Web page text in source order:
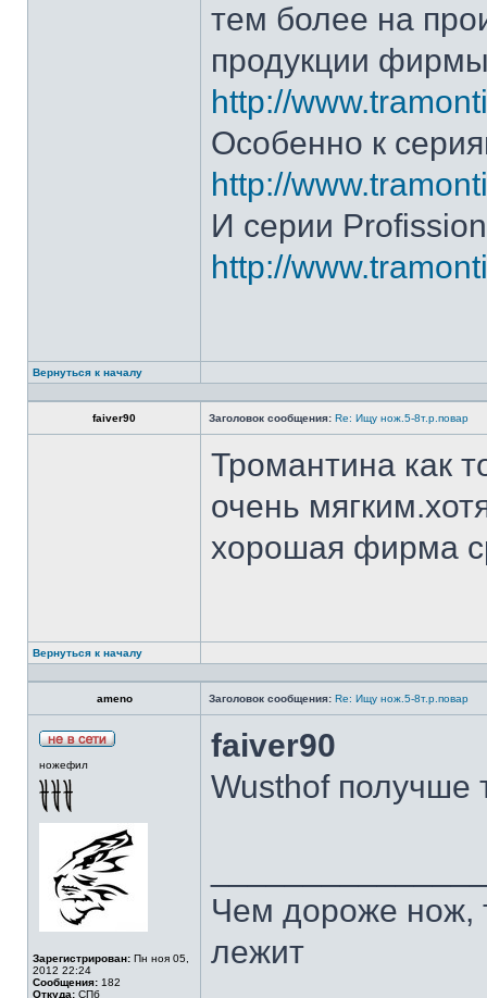
тем более на
продукции
http://
Особенно к
http://
И серии
http://
Вернуться к началу
faiver90 Заголовок сообщения: Re: Ищу нож.5-8т.р.повар
Тромантина как
очень
хорошая фирма
Вернуться к началу
ameno Заголовок сообщения: Re: Ищу нож.5-8т.р.повар
ножефил
Зарегистрирован: Пн ноя 05,
2012 22:24
Сообщения: 182
Откуда: СПб
faiver90
Wusthof получше
Чем дороже нож,
лежит